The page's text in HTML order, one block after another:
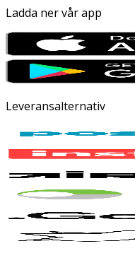
Ladda ner vår app
Leveransalternativ